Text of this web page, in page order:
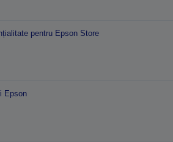
pentru Epson Store
Epson